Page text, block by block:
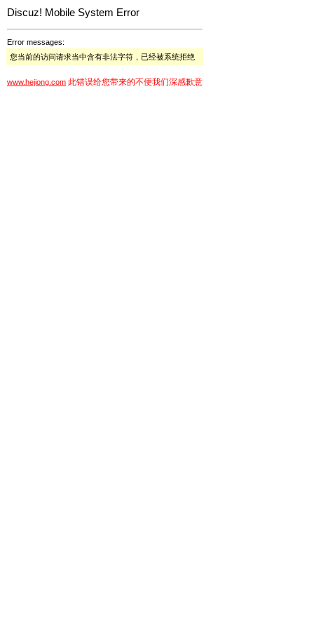
Discuz! Mobile System Error
Error messages:
您当前的访问请求当中含有非法字符，已经被系统拒绝
www.hejiong.com 此错误给您带来的不便我们深感歉意